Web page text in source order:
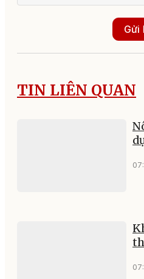
Gửi
TIN LIÊN QUAN